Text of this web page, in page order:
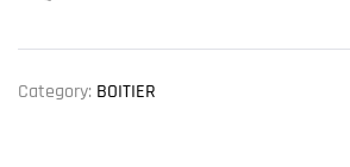
Category: BOITIER